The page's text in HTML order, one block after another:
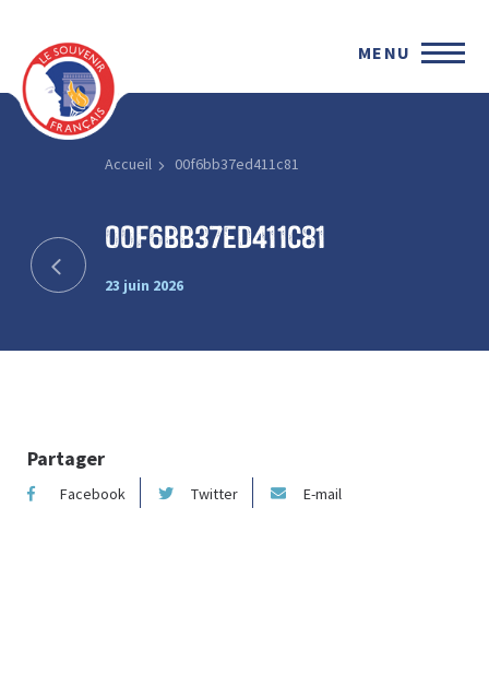
MENU
Accueil 00f6bb37ed411c81
00f6bb37ed411c81
23 juin 2026
Partager
Facebook Twitter E-mail